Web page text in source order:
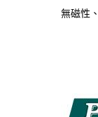
無磁性